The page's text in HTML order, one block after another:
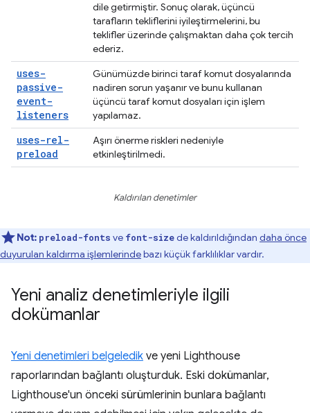
dile getirmiştir. Sonuç olarak, üçüncü
tarafların tekliflerini iyileştirmelerini, bu
teklifler üzerinde çalışmaktan daha çok tercih
ederiz.
uses-
passive-
event-
listeners
Günümüzde birinci taraf komut dosyalarında
nadiren sorun yaşanır ve bunu kullanan
üçüncü taraf komut dosyaları için işlem
yapılamaz.
uses-rel-
preload
Aşırı önerme riskleri nedeniyle
etkinleştirilmedi.
Kaldırılan denetimler
Not: preload-fonts ve font-sizede kaldırıldığından daha önce
duyurulan kaldırma işlemlerindebazı küçük farklılıklar vardır.
Yeni analiz denetimleriyle ilgili
dokümanlar
Yeni denetimleri belgeledik ve yeni Lighthouse
raporlarından bağlantı oluşturduk. Eski dokümanlar,
Lighthouse'un önceki sürümlerinin bunlara bağlantı